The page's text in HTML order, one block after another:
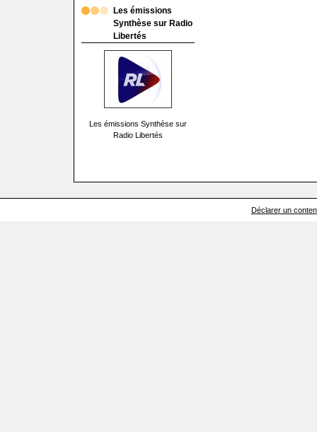
Les émissions
Synthèse sur Radio
Libertés
Les émissions Synthèse sur
Radio Libertés
Déclarer un